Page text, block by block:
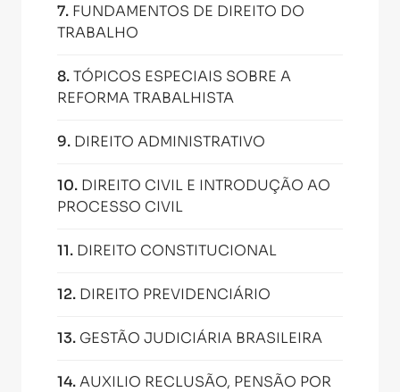
7. FUNDAMENTOS DE DIREITO DO
TRABALHO
8.TÓPICOS ESPECIAIS SOBRE A
REFORMA TRABALHISTA
9. DIREITO ADMINISTRATIVO
10. DIREITO CIVIL E INTRODUÇÃO AO
PROCESSO CIVIL
11. DIREITO CONSTITUCIONAL
12. DIREITO PREVIDENCIÁRIO
13. GESTÃO JUDICIÁRIA BRASILEIRA
14.AUXILIO RECLUSÃO, PENSÃO POR